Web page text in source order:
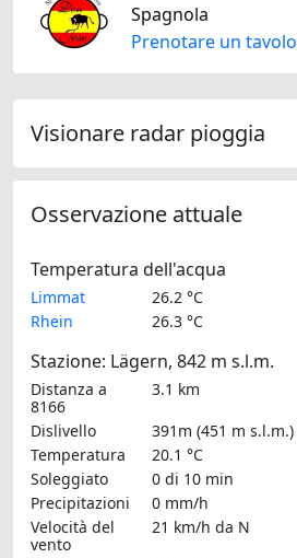
Spagnola
Prenotare un tavolo
Visionare radar pioggia
Osservazione attuale
Temperatura dell'acqua
Limmat
26.2 °C
Rhein
26.3 °C
Stazione: Lägern, 842 m s.l.m.
Distanza a
8166
3.1 km
Dislivello
391m (451 m s.l.m.)
Temperatura
20.1 °C
Soleggiato
0 di 10 min
Precipitazioni
0 mm/h
Velocità del
vento
21 km/h da N